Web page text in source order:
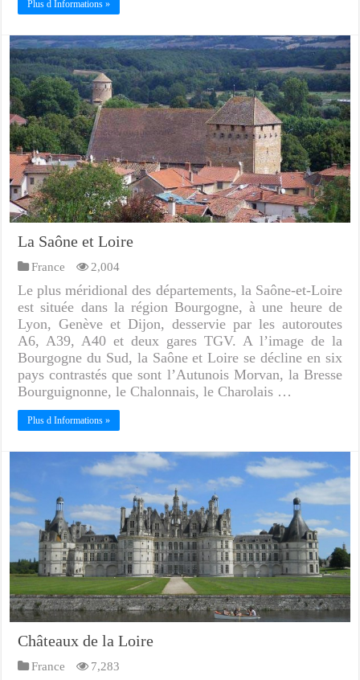
Plus d Informations »
La Saône et Loire
France 2,004
Le plus méridional des départements, la Saône-et-Loire
est située dans la région Bourgogne, à une heure de
Lyon, Genève et Dijon, desservie par les autoroutes
A6, A39, A40 et deux gares TGV. A l’image de la
Bourgogne du Sud, la Saône et Loire se décline en six
pays contrastés que sont l’Autunois Morvan, la Bresse
Bourguignonne, le Chalonnais, le Charolais …
Plus d Informations »
Châteaux de la Loire
France 7,283